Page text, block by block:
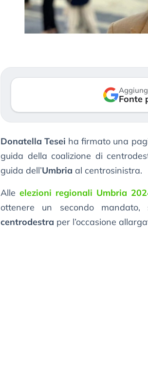
Fonte
Donatella Tesei ha firmato una
guida della coalizione di
guida dell’Umbria al centrosinistra.
Alleelezioni regionali Umbria
ottenere un secondo
centrodestra per l’occasione
Dalle valutazioni estreme
correzione. Cosa sta
mostrando segni di
verso le (…)